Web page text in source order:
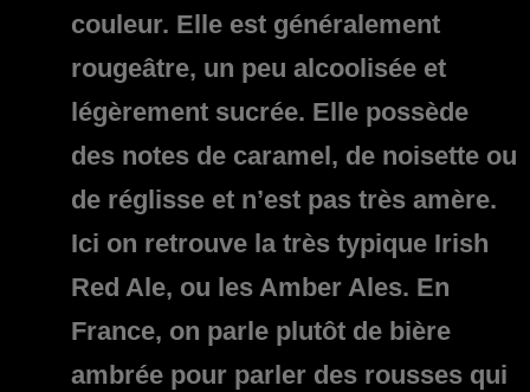
couleur. Elle est généralement
rougeâtre, un peu alcoolisée et
légèrement sucrée. Elle possède
des notes de caramel, de noisette ou
de réglisse et n’est pas très amère.
Ici on retrouve la très typique Irish
Red Ale, ou les Amber Ales. En
France, on parle plutôt de bière
ambrée pour parler des rousses qui